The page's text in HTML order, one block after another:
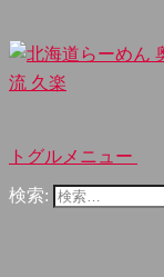
トグルメニュー
検索: